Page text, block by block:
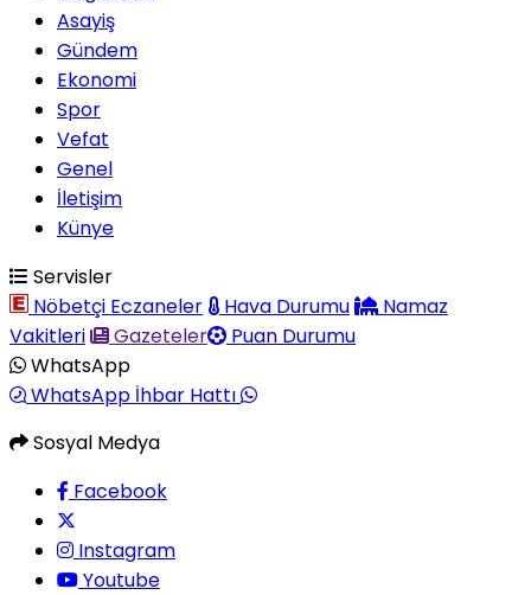
Asayiş
Gündem
Ekonomi
Spor
Vefat
Genel
İletişim
Künye
Servisler
Nöbetçi Eczaneler
Hava Durumu
Namaz
Vakitleri
Gazeteler
Puan Durumu
WhatsApp
WhatsApp İhbar Hattı
Sosyal Medya
Facebook
Instagram
Youtube